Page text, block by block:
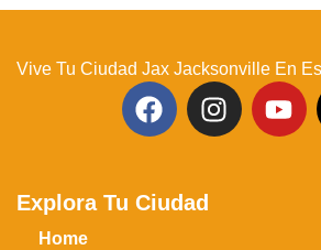
Vive Tu Ciudad Jax Jacksonville En
Explora Tu Ciudad
Home